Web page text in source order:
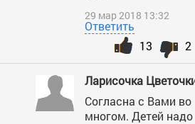
29 мар 2018 13:32
Ответить
2
13
Ларисочка
Согласна с Вами во
многом. Детей надо